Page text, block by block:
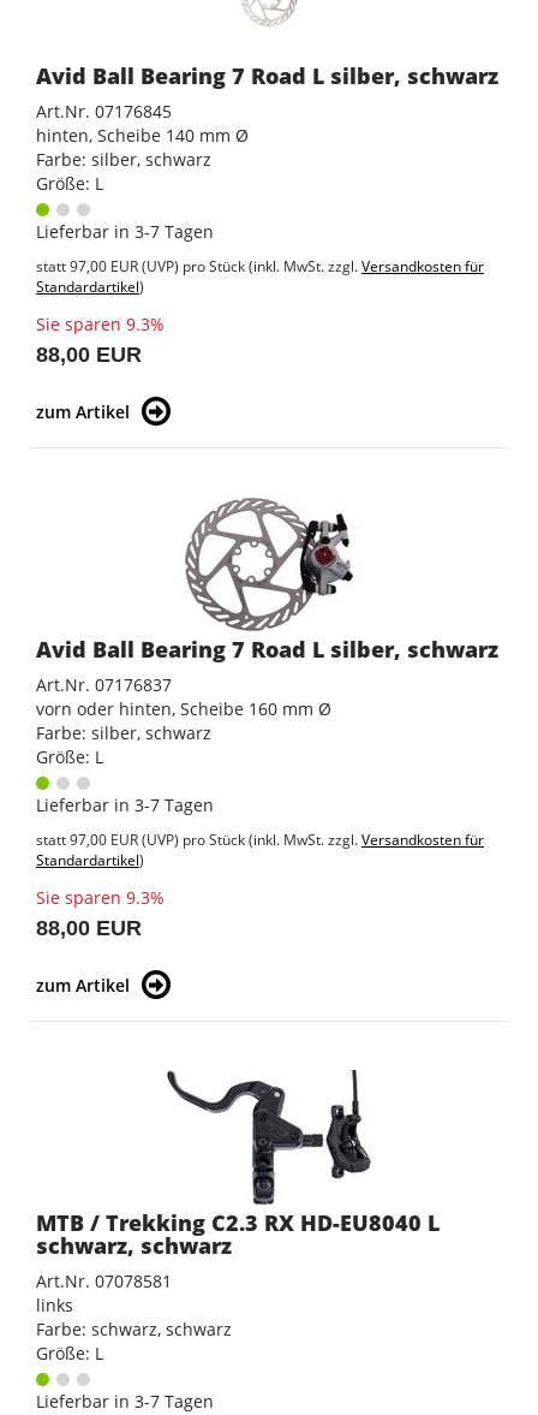
Avid Ball Bearing 7 Road L silber, schwarz
Art.Nr. 07176845
hinten, Scheibe 140 mm Ø
Farbe: silber, schwarz
Größe: L
Lieferbar in 3-7 Tagen
statt97,00 EUR(UVP) pro Stück (inkl. MwSt. zzgl.Versandkosten für
Standardartikel)
Sie sparen 9.3%
88,00 EUR
zum Artikel
Avid Ball Bearing 7 Road L silber, schwarz
Art.Nr. 07176837
vorn oder hinten, Scheibe 160 mm Ø
Farbe: silber, schwarz
Größe: L
Lieferbar in 3-7 Tagen
statt97,00 EUR(UVP) pro Stück (inkl. MwSt. zzgl.Versandkosten für
Standardartikel)
Sie sparen 9.3%
88,00 EUR
zum Artikel
MTB / Trekking C2.3 RX HD-EU8040 L
schwarz, schwarz
Art.Nr. 07078581
links
Farbe: schwarz, schwarz
Größe: L
Lieferbar in 3-7 Tagen